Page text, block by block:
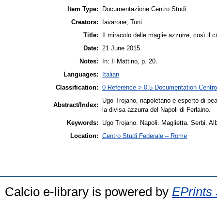
Item Type:
Documentazione Centro Studi
Creators:
Iavarone, Toni
Title:
Il miracolo delle maglie azzurre, così il
Date:
21 June 2015
Notes:
In: Il Mattino, p. 20.
Languages:
Italian
Classification: 0 Reference > 0.5 Documentation
Abstract/Index:
Ugo Trojano, napoletano e esperto di
la divisa azzurra del Napoli di Ferlaino.
Keywords:
Ugo Trojano. Napoli. Maglietta. Serbi.
Location: Centro Studi Federale – Rome
Calcio e-library is powered by EPrints